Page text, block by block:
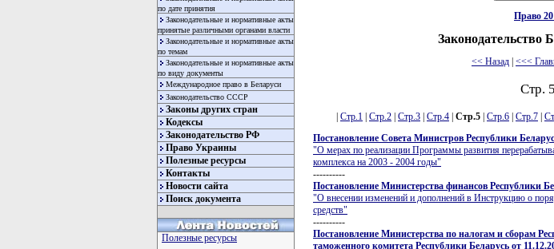
по дате принятия
Законодательные и нормативные акты
принятые различными органами власти
Законодательные и нормативные акты
по темам
Законодательные и нормативные акты
по виду документы
Международное право в Беларуси
Законодательство СССР
Законы других стран
Кодексы
Законодательство РФ
Право Украины
Полезные ресурсы
Контакты
Новости сайта
Поиск документа
Полезные ресурсы
Право
Законодательство
<< Назад <<<
Стр. 5
Стр.1 Стр.2 Стр.3 Стр.4 Стр.5 Стр.6 Стр.7
Постановление Совета Министров Республики
"О мерах по реализации Программы развития
комплекса на 2003 - 2004 годы"
----------
Постановление Министерства финансов Республики
"О внесении изменений и дополнений в Инструкцию о
средств"
----------
Постановление Министерства по налогам и сборам
таможенного комитета Республики Беларусь от